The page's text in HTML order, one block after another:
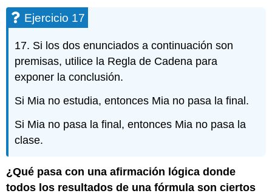
Ejercicio 17
17. Si los dos enunciados a continuación son
premisas, utilice la Regla de Cadena para
exponer la conclusión.
Si Mia no estudia, entonces Mia no pasa la final.
Si Mia no pasa la final, entonces Mia no pasa la
clase.
¿Qué pasa con una afirmación lógica donde
todos los resultados de una fórmula son ciertos